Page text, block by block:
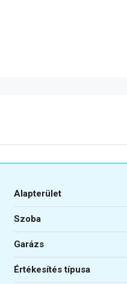
Alapterület
Szoba
Garázs
Értékesítés típusa